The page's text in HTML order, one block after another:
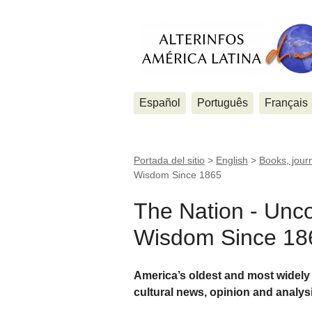
Español Português Français
Portada del sitio > English > Books,
Wisdom Since 1865
The Nation -
Wisdom Since
America’s oldest and most
cultural news, opinion and